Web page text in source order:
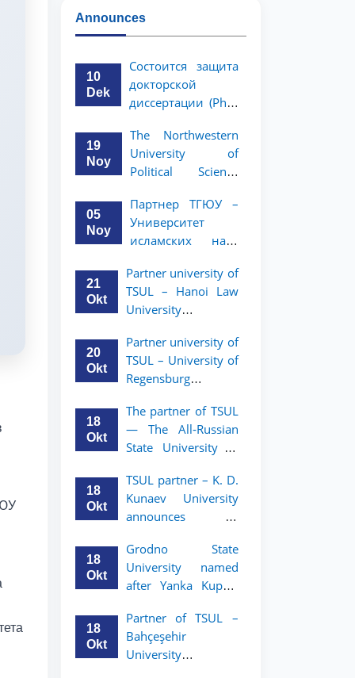
Announces
10
Dek
Состоится защита
докторской
диссертации (PhD)
19
Noy
The Northwestern
University of
Political Science
of TSUL, has
announced an
academic mobility
and 3rd-year
students
05
Noy
Партнер ТГЮУ –
Университет
исламских наук
объявляет
программу
академической
студентов 2–3
курсов ТГЮУ
21
Okt
Partner university of
TSUL – Hanoi Law
University
academic mobility
program for 2nd–
3rd year students.
20
Okt
Partner university of
TSUL – University of
Regensburg
academic mobility
program for 2nd–
3rd year students of
18
Okt
The partner of TSUL
— The All‑Russian
State University of
an academic
mobility program
for 2nd–3rd year
Tashkent State
University of Law
18
Okt
TSUL partner – K. D.
Kunaev University
announces an
program for 2nd–
3rd year students
18
Okt
Grodno State
University named
after Yanka Kupala
academic mobility
program for 2nd–
3rd year students of
18
Okt
Partner of TSUL –
Bahçeşehir
University